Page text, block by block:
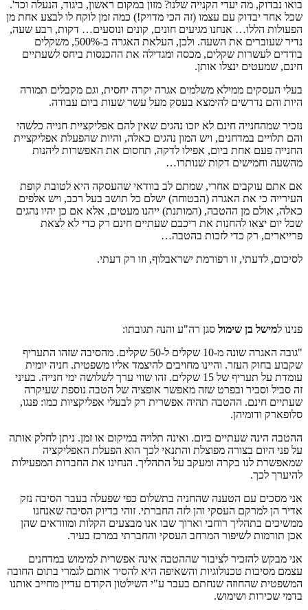
בואו נבדוק, מה יעדי הקנייה שלנו? מזון במקום ראשון, ביגוד, הנעלה וכד'.
שכל אחד יבדוק עם עצמו (זה הכי מדויק!) כמה זמן לוקח לו לבצע אחת מן
הפעולות הללו… אנחנו מגיעים חונים, קונים ונוסעים… דקות, רבע שעה,
נדיר שעוברים את השעה. ולכן, העלאת האגרה ב-500%, משקלים
בודדים לעשרות שקלים, מכסה ומגדילה את ההכנסות ביחס לשעתיים
חינם, שמעטים ינצלו אותן.
בעלי העסקים ממילא משלמים אגרה יקרה יחסית, וגם מקבלים תמורה
היות והם נדרשים להימצא בעסק מעל עשר שעות ביום עבודה.
נזכיר שמהחנייה חינם לא יזכו נהגים שאין להם אפליקציית חנייה כלשהי
והם תלויים במדחנים, ויש המון נהגים כאלה, והיות שהפעלת אפליקציית
החנייה פעם אחת ביום, אפילו לדקה, תחסום את האפשרות ליהנות
מהשעה וחמישים דקות שנותרו…
אם אתם עוקבים אחרי, שמתם לב בוודאי שהעסקה היא לטובת קופת
העירייה כי את האגרה (הבטוחה) ישלם כל תושב בעל רכב, ויש אלפים
כאלה, אולם מן ההטבה, (המותנת) ייהנו מעטים, אלא אם כן יהיו נהגים
שכל יום יצאו להחנות את ריכבם שעתיים חינם רק כדי לא לצאת
פרייארים, רק כדי לזכות בהטבה…
לסיכום, לדעתי, זו רפורמת ישראבלוף, וזו רק דעתי.
פנינו למישל בן שימול סגן רה"ע והנה תגובתו:
"גובה האגרה שונה מ-10 שקלים ל-50 שקלים. מהסיבה שזהו התעריף
שקבוע בחוק העזר. והיינו מחויבים להיצמד אליו משפטית. חניה יומית
עומדת על תעריף של 15 שקלים. זהו שווי ערך לשלושה ימי חנייה. בעיני
זה סביל וסביר ובפרט שזה מאפשר אופציה של הטבה נוספת שעיקרה
שעתיים חינם. ההטבה תהיה אפשרית רק לבעלי אפליקציות כמו: פנגו,
סלופארק ודומיהן.
ההטבה הינה שעתיים ביום. ואינה תלויה במיקום או זמן. ניתן לחלק אותה
על פני היום בצורה מפוצלת והתנאי לכך הוא הפעלת האפליקציה
שמאפשרת לנו בקרה ומעקב על התהליך. הנחינו את החברות המפעילות
להיערך לכך.
אני מסכים עם הטענה שהחניה בתשלום כפי שפעלה בעבר הסיבה נזק
אדיר הן למרקם העסקי והן לזה החברתי. זוהי בדיוק הסיבה שאנחנו
ממשיכים בתהליך רוחבי וארוך שבו אנו מבצעים הקלות ומוודאים שהן
אכן תורמות לשיפור המרחב העסקי והחברתי במרכז בעיר.
אני מבקש להזכיר לציבור שההטבה אינה אפשרית למימוש במדחנים
עצמם מסיבות טכנולוגיות והשאיפה היא להסיר אותם לגמרי בתום החובה
המשפטית שהחוזה שנחתם בעבר ע"י השילטון הקודם עדיין מחייב אותנו
בדמי שכירות ושימוש.